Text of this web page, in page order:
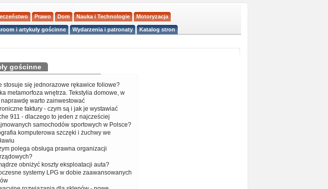
Prawo Dom Nauka i Technologie Motoryzacja
i artykuły gościnne Wydarzenia i patronaty Katalog stron
gościnne
stosuje się jednorazowe rękawice foliowe?
metamorfoza wnętrza. Tekstylia domowe, w
naprawdę warto zainwestować
faktury - czym są i jak je wystawiać
911 - dlaczego to jeden z najcześciej
samochodów sportowych w Polsce?
komputerowa szczęki i żuchwy we
polega obsługa prawna organizacji
obniżyć koszty eksploatacji auta?
systemy LPG w dobie zaawansowanych